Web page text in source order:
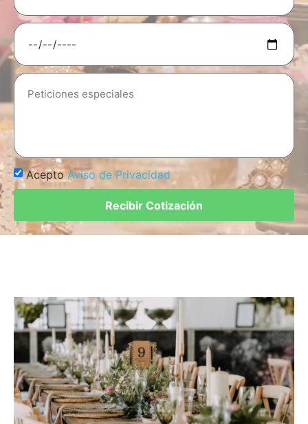
AceptoAviso de Privacidad
Recibir Cotización